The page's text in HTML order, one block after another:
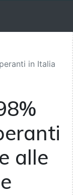
in Italia
alle